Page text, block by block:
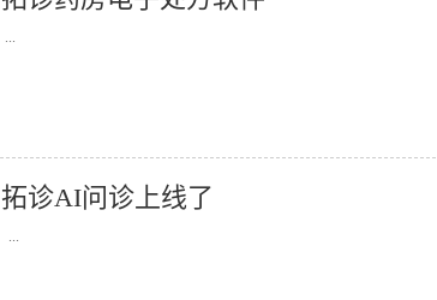
...
拓诊AI问诊上线了
...